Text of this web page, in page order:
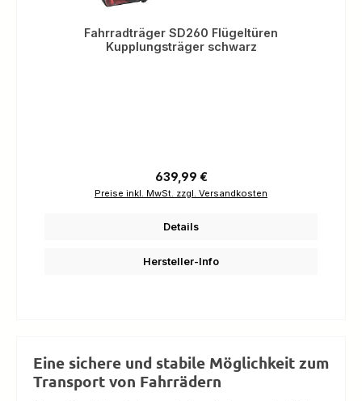
Fahrradträger SD260 Flügeltüren
Kupplungsträger schwarz
Regulärer Preis:
639,99 €
Preise inkl. MwSt. zzgl. Versandkosten
Details
Hersteller-Info
Eine sichere und stabile Möglichkeit zum
Transport von Fahrrädern